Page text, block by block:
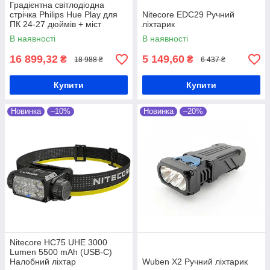
02
0 2
Енергоефективність
Пристрої, що працюють на акумуляторах
з ладу батарейка, чи між підзарядками.
03
Використання ліхтарика може підвищити
Градієнтна світлодіодна
стрічка Philips Hue Play для
ПК 24-27 дюймів + міст
(929003498502)
В наявності
16 899,32 ₴ 18 988 ₴
Купити
Nitecore EDC29 Ручний
ліхтарик
В наявності
5 149,60 ₴ 6 437 ₴
Купити
Новинка –10%
Nitecore HC75 UHE 3000
Lumen 5500 mAh (USB-C)
Налобний ліхтар
Новинка –20%
Wuben X2 Ручний ліхтарик